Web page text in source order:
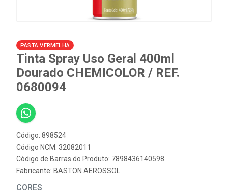
PASTA VERMELHA
Tinta Spray Uso Geral 400ml
Dourado CHEMICOLOR / REF.
0680094
Código: 898524
Código NCM: 32082011
Código de Barras do Produto: 7898436140598
Fabricante: BASTON AEROSSOL
CORES